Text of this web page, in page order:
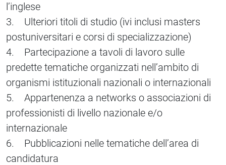
l’inglese
3. Ulteriori titoli di studio (ivi inclusi masters
postuniversitari e corsi di specializzazione)
4. Partecipazione a tavoli di lavoro sulle
predette tematiche organizzati nell’ambito di
organismi istituzionali nazionali o internazionali
5. Appartenenza a networks o associazioni di
professionisti di livello nazionale e/o
internazionale
6. Pubblicazioni nelle tematiche dell’area di
candidatura